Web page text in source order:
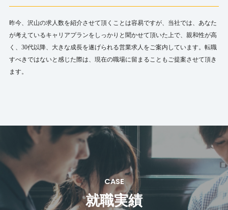
昨今、沢山の求人数を紹介させて頂くことは容易ですが、当社では、あなた
が考えているキャリアプランをしっかりと聞かせて頂いた上で、親和性が高
く、30代以降、大きな成長を遂げられる営業求人をご案内しています。転職
すべきではないと感じた際は、現在の職場に留まることもご提案させて頂き
ます。
CASE
就職実績